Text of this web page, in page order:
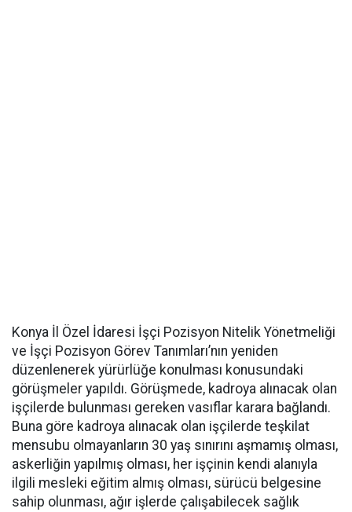
Konya İl Özel İdaresi İşçi Pozisyon Nitelik Yönetmeliği
ve İşçi Pozisyon Görev Tanımları’nın yeniden
düzenlenerek yürürlüğe konulması konusundaki
görüşmeler yapıldı. Görüşmede, kadroya alınacak olan
işçilerde bulunması gereken vasıflar karara bağlandı.
Buna göre kadroya alınacak olan işçilerde teşkilat
mensubu olmayanların 30 yaş sınırını aşmamış olması,
askerliğin yapılmış olması, her işçinin kendi alanıyla
ilgili mesleki eğitim almış olması, sürücü belgesine
sahip olunması, ağır işlerde çalışabilecek sağlık